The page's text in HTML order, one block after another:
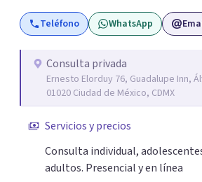
identificando con calma de dónde
pesa haciendo consciente el origen, tus emociones y
para comprender mejor tu mundo
situación que estés atravesando.
sientes es el primer paso para darle
amabilidad e ir soltando de a poco las
día a día. Si buscas un espacio donde
escuchada y reencontrarte contigo y
Teléfono WhatsApp
Consulta privada
Ernesto Elorduy 76, Guadalupe Inn,
01020 Ciudad de México, CDMX
Servicios y precios
Consulta individual,
adultos. Presencial y en línea